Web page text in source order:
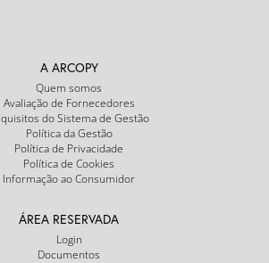
A ARCOPY
Quem somos
Avaliação de Fornecedores
do Sistema de Gestão
Política da Gestão
Política de Privacidade
Política de Cookies
Informação ao Consumidor
ÁREA RESERVADA
Login
Documentos